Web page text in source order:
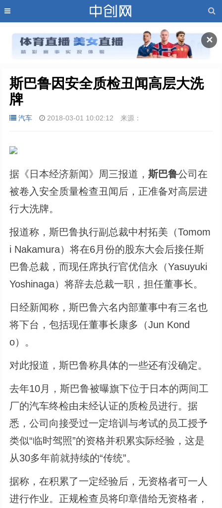
✕
斯巴鲁因安全质检丑闻高层大洗
牌
汽车 2018-03-01 10:02:12 来源：
据《日本经济新闻》周三报道，斯巴鲁公司在
被卷入安全质量检查丑闻后，正准备对高层进
行大洗牌。
报道称，斯巴鲁执行副总裁中村拓美（Tomom
i Nakamura）将在6月份的股东大会后接任斯
巴鲁总裁，而现任席执行官优信永（Yasuyuki
Yoshinaga）将辞去总裁一职，担任董事长。
日经新闻称，斯巴鲁六名内部董事中有三名也
将下台，包括现任董事长康多（Jun Kond
o）。
对此报道，斯巴鲁称具体的一些还有没确定。
去年10月，斯巴鲁被曝旗下位于日本的两间工
厂的汽车终检由未经认证的质检员进行。据
悉，公司向接受过一定培训与考试的员工授予
类似“临时驾照”的资格并积累实际经验，这是
从30多年前就持续的“传统”。
据称，在积累了一定经验后，无资格者可一人
进行作业。正规检查员将印章借给无资格者，